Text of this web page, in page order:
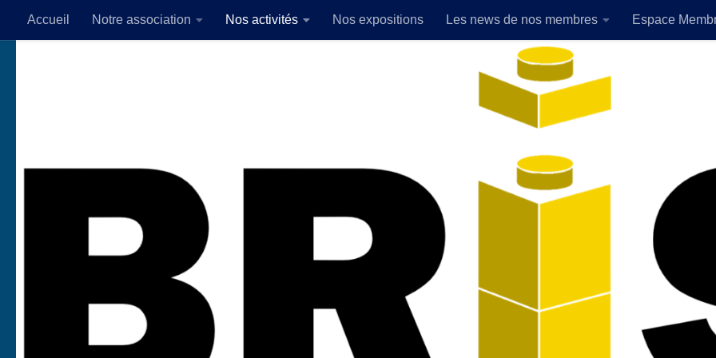
Skip to content
Accueil Notre association Nos activités Nos expositions Les news de nos membres Espace